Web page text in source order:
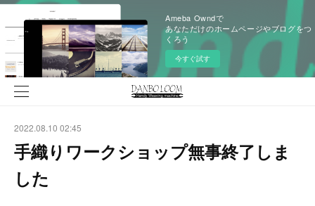
Ameba Owndで
あなただけのホームページやブログをつ
くろう
今すぐ試す
2022.08.10 02:45
手織りワークショップ無事終了しま
した